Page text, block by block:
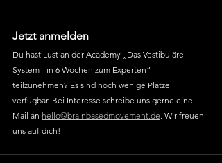
Jetzt anmelden
Du hast Lust an der Academy „Das Vestibuläre
System - in 6 Wochen zum Experten“
teilzunehmen? Es sind noch wenige Plätze
verfügbar. Bei Interesse schreibe uns gerne eine
Mail an hello@brainbasedmovement.de . Wir freuen
uns auf dich!